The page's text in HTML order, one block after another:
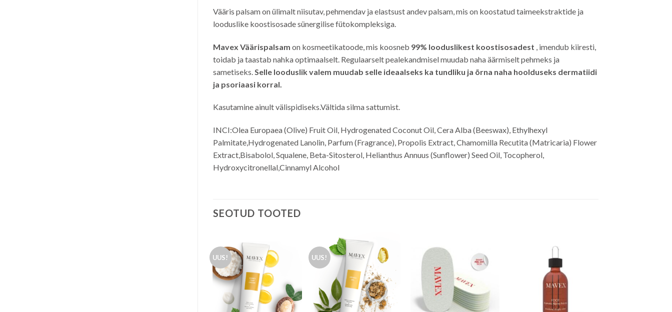
Vääris palsam on ülimalt niisutav, pehmendav ja elastsust andev palsam, mis on koostatud taimeekstraktide ja
looduslike koostisosade sünergilise fütokompleksiga.
Mavex Väärispalsam on kosmeetikatoode, mis koosneb 99% looduslikest koostisosadest , imendub kiiresti,
toidab ja taastab nahka optimaalselt. Regulaarselt pealekandmisel muudab naha äärmiselt pehmeks ja
sametiseks. Selle looduslik valem muudab selle ideaalseks ka tundliku ja õrna naha hoolduseks dermatiidi
ja psoriaasi korral.
Kasutamine ainult välispidiseks.Vältida silma sattumist.
INCI:Olea Europaea (Olive) Fruit Oil, Hydrogenated Coconut Oil, Cera Alba (Beeswax), Ethylhexyl
Palmitate,Hydrogenated Lanolin, Parfum (Fragrance), Propolis Extract, Chamomilla Recutita (Matricaria) Flower
Extract,Bisabolol, Squalene, Beta-Sitosterol, Helianthus Annuus (Sunflower) Seed Oil, Tocopherol,
Hydroxycitronellal,Cinnamyl Alcohol
SEOTUD TOOTED
UUS!
soovinimekirja
UUS!
soovinimekirja
Lisa
soovinimekirja
soovinimekirja